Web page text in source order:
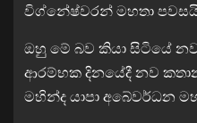
විග්නේෂ්වරන් මහතා
ඔහුු මේ බව කියා සිටියේ
ආරම්භක දිනයේදී නව
මහින්ද යාපා අබේවර්ධන